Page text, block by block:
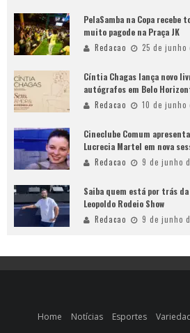
PelaSamba na Copa
muito pagode na Praça JK
Redacao 25 de junho
Cíntia Chagas lança novo
autógrafos em Belo
Redacao 10 de junho
Cineclube Comum
Lucrecia Martel em nova
Redacao 9 de junho
Saiba quem está por trás
Leopoldo Rodeio Show
Redacao 9 de junho
Home Notícias Esportes